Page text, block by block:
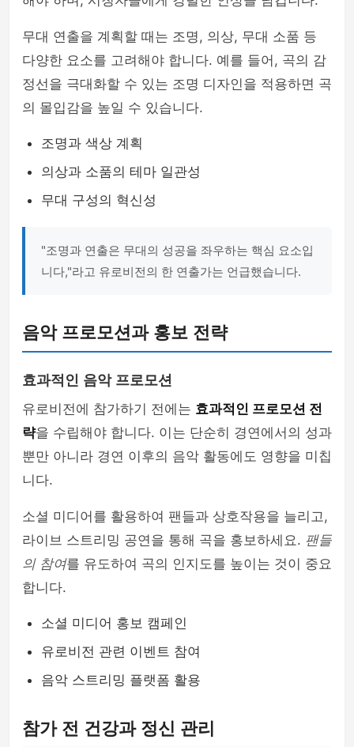
무대 연출을 계획할 때는 조명, 의상, 무대 소품 등
다양한 요소를 고려해야 합니다. 예를 들어, 곡의 감
정선을 극대화할 수 있는 조명 디자인을 적용하면 곡
의 몰입감을 높일 수 있습니다.
조명과 색상 계획
의상과 소품의 테마 일관성
무대 구성의 혁신성
"조명과 연출은 무대의 성공을 좌우하는 핵심 요소입
니다,"라고 유로비전의 한 연출가는 언급했습니다.
음악 프로모션과 홍보 전략
효과적인 음악 프로모션
유로비전에 참가하기 전에는 효과적인 프로모션 전
략을 수립해야 합니다. 이는 단순히 경연에서의 성과
뿐만 아니라 경연 이후의 음악 활동에도 영향을 미칩
니다.
소셜 미디어를 활용하여 팬들과 상호작용을 늘리고,
라이브 스트리밍 공연을 통해 곡을 홍보하세요. 팬들
의 참여를 유도하여 곡의 인지도를 높이는 것이 중요
합니다.
소셜 미디어 홍보 캠페인
유로비전 관련 이벤트 참여
음악 스트리밍 플랫폼 활용
참가 전 건강과 정신 관리